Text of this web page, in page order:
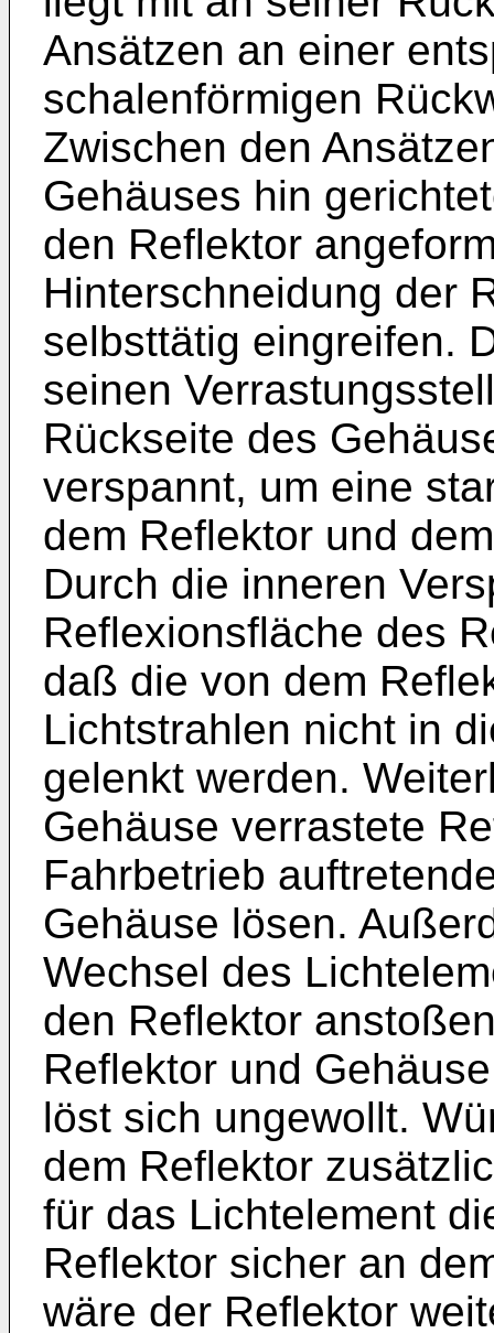
Ansätzen an einer
schalenförmigen
Zwischen den
Gehäuses hin
den Reflektor
Hinterschneidung der
selbsttätig eingreifen.
seinen
Rückseite des
verspannt, um eine
dem Reflektor und
Durch die inneren
Reflexionsfläche des
daß die von dem
Lichtstrahlen nicht in
gelenkt werden.
Gehäuse verrastete
Fahrbetrieb
Gehäuse lösen.
Wechsel des
den Reflektor
Reflektor und
löst sich ungewollt.
dem Reflektor
für das Lichtelement
Reflektor sicher an
wäre der Reflektor